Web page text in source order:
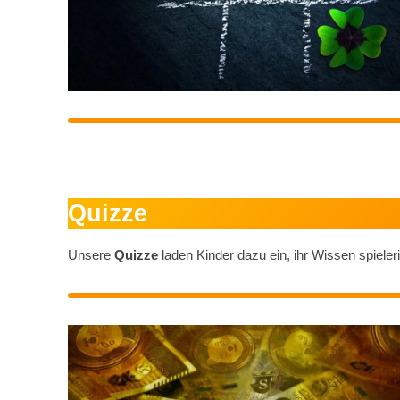
Quizze
Unsere Quizzeladen Kinder dazu ein, ihr Wissen